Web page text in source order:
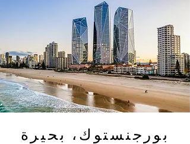
بورجنستوك، بحيرة